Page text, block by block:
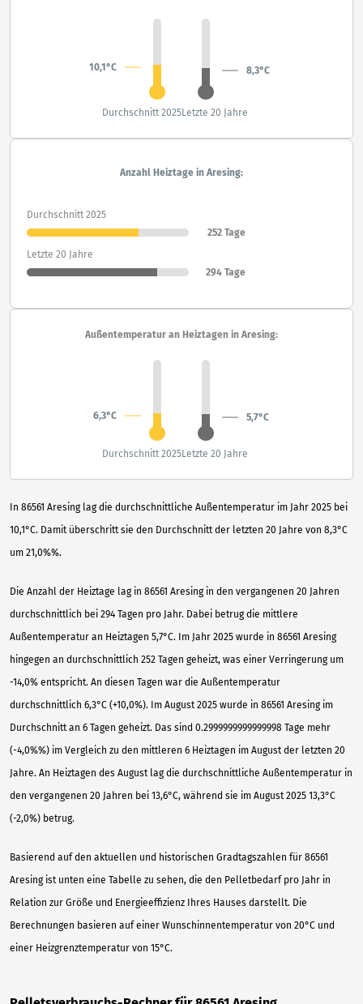
In 86561 Aresing lag die durchschnittliche Außentemperatur im Jahr 2025 bei
10,1°C. Damit überschritt sie den Durchschnitt der letzten 20 Jahre von 8,3°C
um 21,0%%.
Die Anzahl der Heiztage lag in 86561 Aresing in den vergangenen 20 Jahren
durchschnittlich bei 294 Tagen pro Jahr. Dabei betrug die mittlere
Außentemperatur an Heiztagen 5,7°C. Im Jahr 2025 wurde in 86561 Aresing
hingegen an durchschnittlich 252 Tagen geheizt, was einer Verringerung um
-14,0% entspricht. An diesen Tagen war die Außentemperatur
durchschnittlich 6,3°C (+10,0%). Im August 2025 wurde in 86561 Aresing im
Durchschnitt an 6 Tagen geheizt. Das sind 0.2999999999999998 Tage mehr
(-4,0%%) im Vergleich zu den mittleren 6 Heiztagen im August der letzten 20
Jahre. An Heiztagen des August lag die durchschnittliche Außentemperatur in
den vergangenen 20 Jahren bei 13,6°C, während sie im August 2025 13,3°C
(-2,0%) betrug.
Basierend auf den aktuellen und historischen Gradtagszahlen für 86561
Aresing ist unten eine Tabelle zu sehen, die den Pelletbedarf pro Jahr in
Relation zur Größe und Energieeffizienz Ihres Hauses darstellt. Die
Berechnungen basieren auf einer Wunschinnentemperatur von 20°C und
einer Heizgrenztemperatur von 15°C.
10,1°C 8,3°C
Durchschnitt 2025Letzte 20 Jahre
Anzahl Heiztage in Aresing:
Durchschnitt 2025
252 Tage
Letzte 20 Jahre
294 Tage
Außentemperatur an Heiztagen in Aresing:
6,3°C 5,7°C
Durchschnitt 2025Letzte 20 Jahre